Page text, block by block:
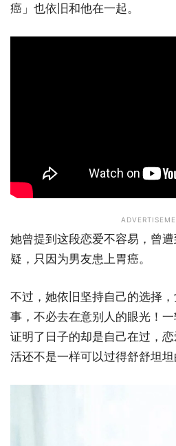
癌」也依旧和他在一起。
她曾提到这段恋爱不容易，曾
疑，只因为男友患上胃癌。
不过，她依旧坚持自己的选择
事，不必去在意别人的眼光！
证明了日子的却是自己在过，
活还不是一样可以过得舒舒坦